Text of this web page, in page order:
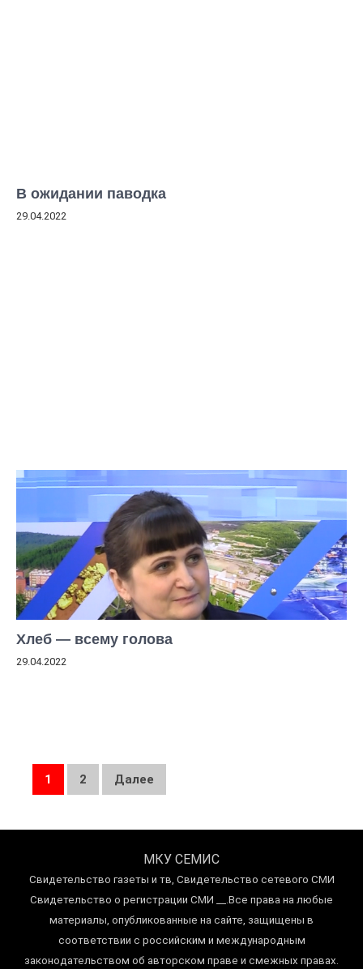
В ожидании паводка
29.04.2022
Хлеб — всему голова
29.04.2022
Пагинация
записей
1 2 Далее
МКУ СЕМИС
Свидетельство газеты и тв, Свидетельство сетевого СМИ
Свидетельство о регистрации СМИ __.Все права на любые
материалы, опубликованные на сайте, защищены в
соответствии с российским и международным
законодательством об авторском праве и смежных правах.